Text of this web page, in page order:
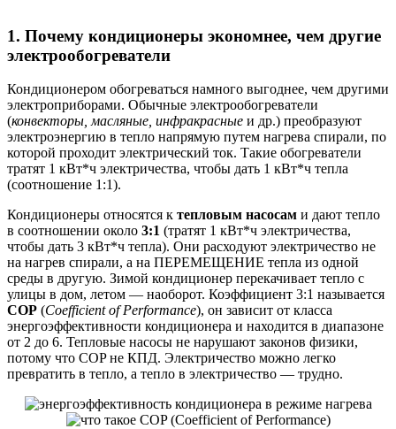
1. Почему кондиционеры экономнее, чем другие
электрообогреватели
Кондиционером обогреваться намного выгоднее, чем другими
электроприборами. Обычные электрообогреватели
(конвекторы, масляные, инфракрасные и др.) преобразуют
электроэнергию в тепло напрямую путем нагрева спирали, по
которой проходит электрический ток. Такие обогреватели
тратят 1 кВт*ч электричества, чтобы дать 1 кВт*ч тепла
(соотношение 1:1).
Кондиционеры относятся к тепловым насосам и дают тепло
в соотношении около 3:1 (тратят 1 кВт*ч электричества,
чтобы дать 3 кВт*ч тепла). Они расходуют электричество не
на нагрев спирали, а на ПЕРЕМЕЩЕНИЕ тепла из одной
среды в другую. Зимой кондиционер перекачивает тепло с
улицы в дом, летом — наоборот. Коэффициент 3:1 называется
COP (Coefficient of Performance), он зависит от класса
энергоэффективности кондиционера и находится в диапазоне
от 2 до 6. Тепловые насосы не нарушают законов физики,
потому что COP не КПД. Электричество можно легко
превратить в тепло, а тепло в электричество — трудно.